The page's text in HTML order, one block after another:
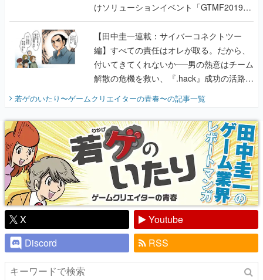
けソリューションイベント「GTMF2019」
に行って、より理解を深めよう【PR】
【田中圭一連載：サイバーコネクトツー
編】すべての責任はオレが取る。だから、
付いてきてくれないか──男の熱意はチーム
解散の危機を救い、『.hack』成功の活路を
開く。業界の快男児・松山 洋に流れる血は
『少年ジャンプ』色だった【若ゲのいた
り】
若ゲのいたり〜ゲームクリエイターの青春〜の記事一覧
X
Youtube
Discord
RSS